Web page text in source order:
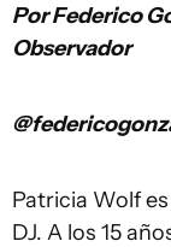
Por Federico
Observador
Patricia Wolf
DJ. A los 15